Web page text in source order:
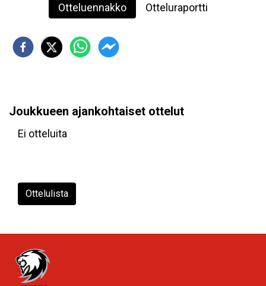
Otteluennakko Otteluraportti
Joukkueen ajankohtaiset ottelut
Ei otteluita
Ottelulista